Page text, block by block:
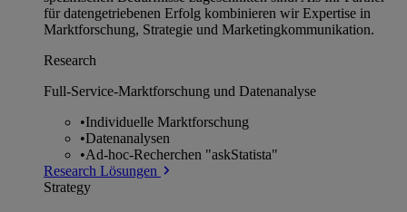
für datengetriebenen Erfolg kombinieren wir Expertise in
Marktforschung, Strategie und Marketingkommunikation.
Research
Full-Service-Marktforschung und Datenanalyse
•Individuelle Marktforschung
•Datenanalysen
•Ad-hoc-Recherchen "askStatista"
Research Lösungen
Strategy